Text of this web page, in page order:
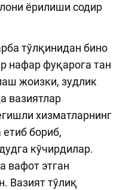
ёрилиши содир
тўлқинидан бино
нафар фуқарога тан
жоизки, зудлик
вазиятлар
хизматларнинг
бориб,
кўчирдилар.
вафот этган
Вазият тўлиқ